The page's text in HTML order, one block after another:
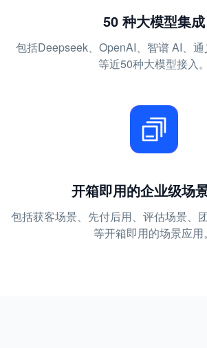
50 种大模型集成
包括Deepseek、OpenAI、智谱 AI、
等近50种大模型接入。
开箱即用的企业级场
包括获客场景、先付后用、评估场景、
等开箱即用的场景应用。